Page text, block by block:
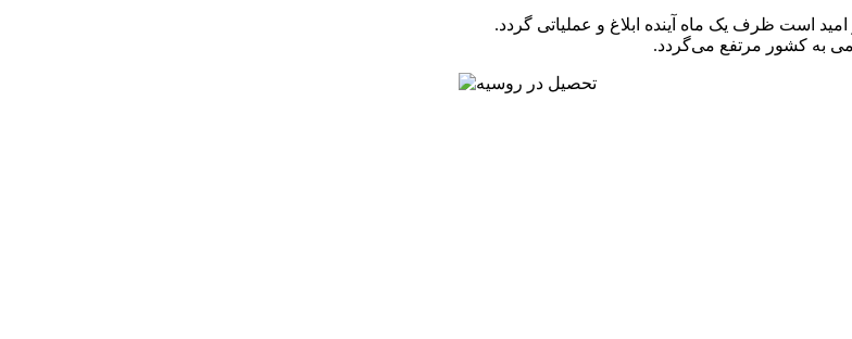
است ظرف یک ماه آینده ابلاغ و عملیاتی گردد.
به کشور مرتفع می‌گردد.